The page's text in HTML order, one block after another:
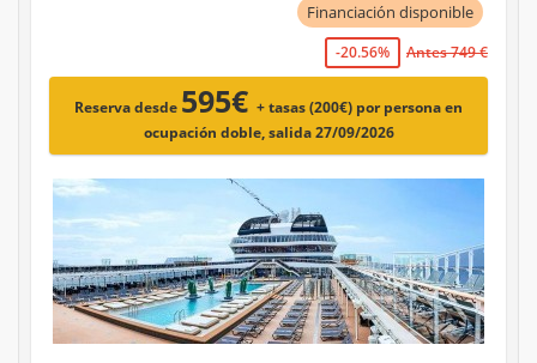
Financiación disponible
-20.56% Antes 749 €
Reserva desde 595€ + tasas (200€) por persona en
ocupación doble, salida 27/09/2026